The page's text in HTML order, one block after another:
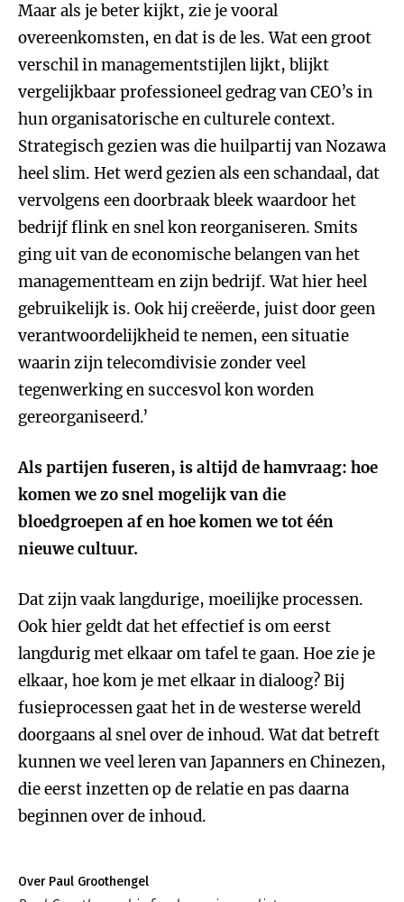
Maar als je beter kijkt, zie je vooral
overeenkomsten, en dat is de les. Wat een groot
verschil in managementstijlen lijkt, blijkt
vergelijkbaar professioneel gedrag van CEO’s in
hun organisatorische en culturele context.
Strategisch gezien was die huilpartij van Nozawa
heel slim. Het werd gezien als een schandaal, dat
vervolgens een doorbraak bleek waardoor het
bedrijf flink en snel kon reorganiseren. Smits
ging uit van de economische belangen van het
managementteam en zijn bedrijf. Wat hier heel
gebruikelijk is. Ook hij creëerde, juist door geen
verantwoordelijkheid te nemen, een situatie
waarin zijn telecomdivisie zonder veel
tegenwerking en succesvol kon worden
gereorganiseerd.’
Als partijen fuseren, is altijd de hamvraag: hoe
komen we zo snel mogelijk van die
bloedgroepen af en hoe komen we tot één
nieuwe cultuur.
Dat zijn vaak langdurige, moeilijke processen.
Ook hier geldt dat het effectief is om eerst
langdurig met elkaar om tafel te gaan. Hoe zie je
elkaar, hoe kom je met elkaar in dialoog? Bij
fusieprocessen gaat het in de westerse wereld
doorgaans al snel over de inhoud. Wat dat betreft
kunnen we veel leren van Japanners en Chinezen,
die eerst inzetten op de relatie en pas daarna
beginnen over de inhoud.
Over Paul Groothengel